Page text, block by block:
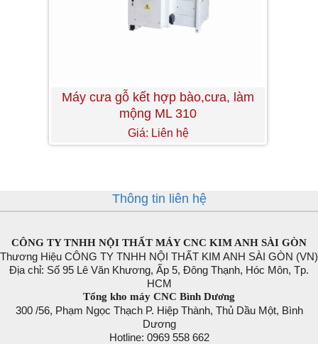
Máy cưa gỗ kết hợp bào,cưa, làm
mộng ML 310
Giá: Liên hệ
Thông tin liên hệ
CÔNG TY TNHH NỘI THẤT MÁY CNC KIM ANH SÀI GÒN
Thương Hiệu CÔNG TY TNHH NỘI THẤT KIM ANH SÀI GÒN (VN)
Địa chỉ: Số 95 Lê Văn Khương, Ấp 5, Đông Thạnh, Hóc Môn, Tp.
HCM
Tổng kho máy CNC Bình Dương
300 /56, Phạm Ngọc Thạch P. Hiệp Thành, Thủ Dầu Một, Bình
Dương
Hotline: 0969 558 662